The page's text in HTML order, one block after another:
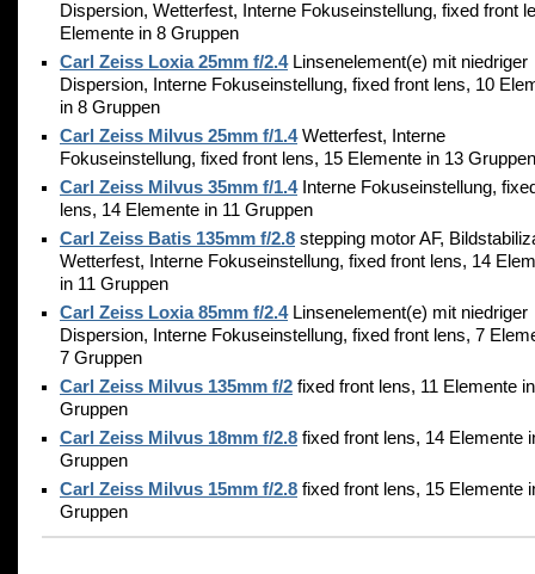
Dispersion, Wetterfest, Interne Fokuseinstellung, fixed front
Elemente in 8 Gruppen
Carl Zeiss Loxia 25mm f/2.4Linsenelement(e) mit niedriger
Dispersion, Interne Fokuseinstellung, fixed front lens, 10
in 8 Gruppen
Carl Zeiss Milvus 25mm f/1.4Wetterfest, Interne
Fokuseinstellung, fixed front lens, 15 Elemente in 13 Gruppen
Carl Zeiss Milvus 35mm f/1.4Interne Fokuseinstellung,
lens, 14 Elemente in 11 Gruppen
Carl Zeiss Batis 135mm f/2.8 stepping motor AF,
Wetterfest, Interne Fokuseinstellung, fixed front lens, 14
in 11 Gruppen
Carl Zeiss Loxia 85mm f/2.4Linsenelement(e) mit niedriger
Dispersion, Interne Fokuseinstellung, fixed front lens, 7
7 Gruppen
Carl Zeiss Milvus 135mm f/2 fixed front lens, 11 Elemente
Gruppen
Carl Zeiss Milvus 18mm f/2.8 fixed front lens, 14 Elemente
Gruppen
Carl Zeiss Milvus 15mm f/2.8 fixed front lens, 15 Elemente
Gruppen